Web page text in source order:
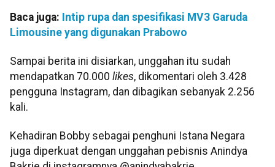
Baca juga: Intip rupa dan spesifikasi MV3 Garuda
Limousine yang digunakan Prabowo
Sampai berita ini disiarkan, unggahan itu sudah
mendapatkan 70.000 likes, dikomentari oleh 3.428
pengguna Instagram, dan dibagikan sebanyak 2.256
kali.
Kehadiran Bobby sebagai penghuni Istana Negara
juga diperkuat dengan unggahan pebisnis Anindya